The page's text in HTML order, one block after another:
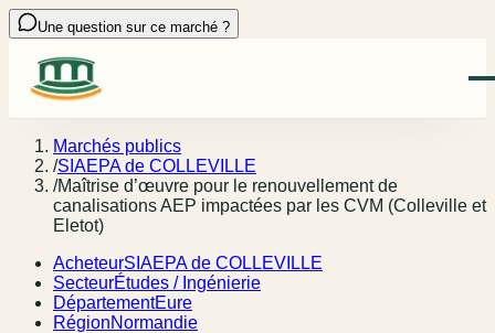
Une question sur ce marché ?
Marchés publics
/SIAEPA de COLLEVILLE
/Maîtrise d’œuvre pour le renouvellement de
canalisations AEP impactées par les CVM (Colleville et
Eletot)
AcheteurSIAEPA de COLLEVILLE
SecteurÉtudes / Ingénierie
DépartementEure
RégionNormandie